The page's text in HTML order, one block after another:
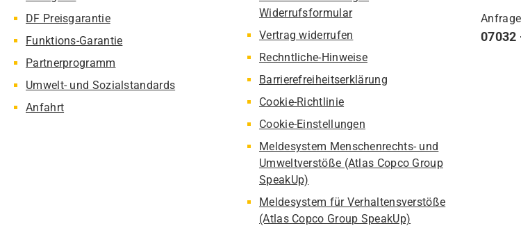
07032
DF Preisgarantie
Funktions-Garantie
Partnerprogramm
Umwelt- und Sozialstandards
Anfahrt
Widerrufsformular
Vertrag widerrufen
Rechntliche-Hinweise
Barrierefreiheitserklärung
Cookie-Richtlinie
Cookie-Einstellungen
Meldesystem Menschenrechts- und
Umweltverstöße (Atlas Copco Group
SpeakUp)
Meldesystem für Verhaltensverstöße
(Atlas Copco Group SpeakUp)